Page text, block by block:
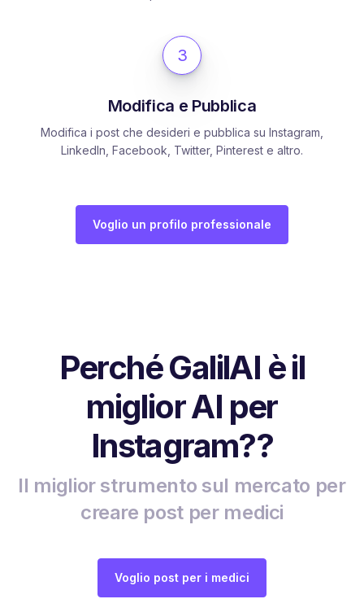
3
Modifica e Pubblica
Modifica i post che desideri e pubblica su Instagram,
LinkedIn, Facebook, Twitter, Pinterest e altro.
Voglio un profilo professionale
Perché GalilAI è il
miglior AI per
Instagram??
Il miglior strumento sul mercato per
creare post per medici
Voglio post per i medici